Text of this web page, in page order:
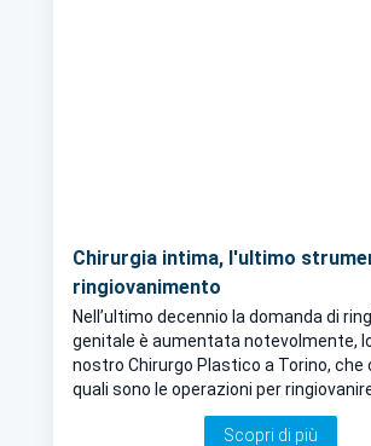
Chirurgia intima, l'ultimo
ringiovanimento
Nell’ultimo decennio la domanda di
genitale è aumentata notevolmente,
nostro Chirurgo Plastico a Torino, che
quali sono le operazioni per
intima sia maschile che femminile
Scopri di più